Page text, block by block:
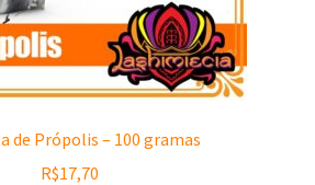
de Própolis – 100 gramas
R$17,70